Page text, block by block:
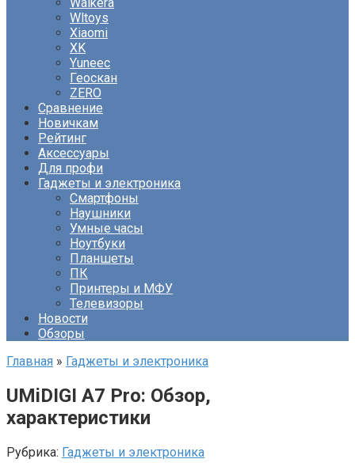
Wltoys
Xiaomi
XK
Yuneec
Геоскан
ZERO
Сравнение
Новичкам
Рейтинг
Аксессуары
Для профи
Гаджеты и электроника
Смартфоны
Наушники
Умные часы
Ноутбуки
Планшеты
ПК
Принтеры и МФУ
Телевизоры
Новости
Обзоры
Главная » Гаджеты и электроника
UMiDIGI A7 Pro: Обзор,
характеристики
Рубрика: Гаджеты и электроника